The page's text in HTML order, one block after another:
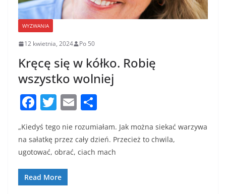
WYZWANIA
12 kwietnia, 2024 Po 50
Kręcę się w kółko. Robię
wszystko wolniej
F
a
c
e
b
o
T
w
itt
er
E
ai
l
h
ar
e
„Kiedyś tego nie rozumiałam. Jak można siekać warzywa
na sałatkę przez cały dzień. Przecież to chwila,
ugotować, obrać, ciach mach
Read More